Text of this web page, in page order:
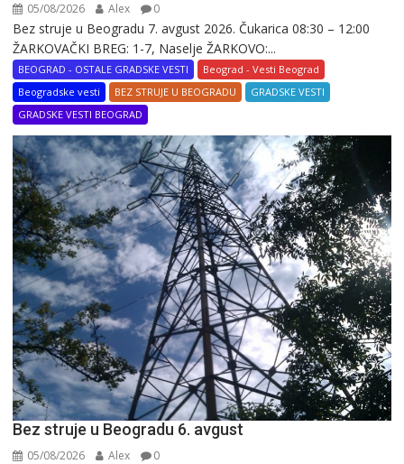
05/08/2026 Alex 0
Bez struje u Beogradu 7. avgust 2026. Čukarica 08:30 – 12:00
ŽARKOVAČKI BREG: 1-7, Naselje ŽARKOVO:...
BEOGRAD - OSTALE GRADSKE VESTI
Beograd - Vesti Beograd
Beogradske vesti
BEZ STRUJE U BEOGRADU
GRADSKE VESTI
GRADSKE VESTI BEOGRAD
Bez struje u Beogradu 6. avgust
05/08/2026 Alex 0